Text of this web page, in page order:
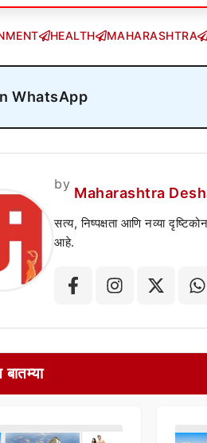
HEALTH MAHARASHTRA
WhatsApp
by
Maharashtra
सत्य, निष्पक्षता आणि नव्या
आहे.